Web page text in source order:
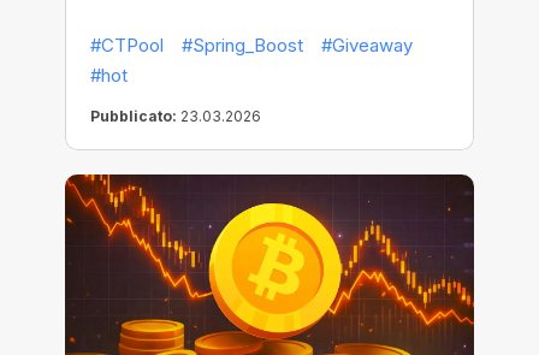
#CTPool #Spring_Boost
#Giveaway
#hot
Pubblicato: 23.03.2026